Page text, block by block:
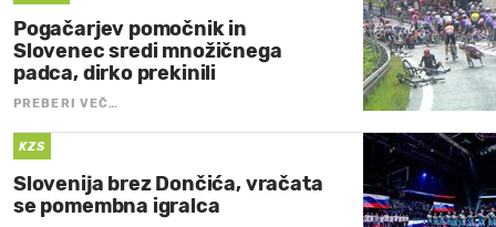
Pogačarjev pomočnik in
Slovenec sredi množičnega
padca, dirko prekinili
PREBERI VEČ…
KZS
Slovenija brez Dončića, vračata
se pomembna igralca